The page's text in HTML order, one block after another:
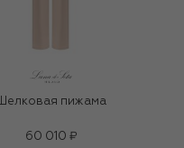
Шелковая пижама
60 010 ₽